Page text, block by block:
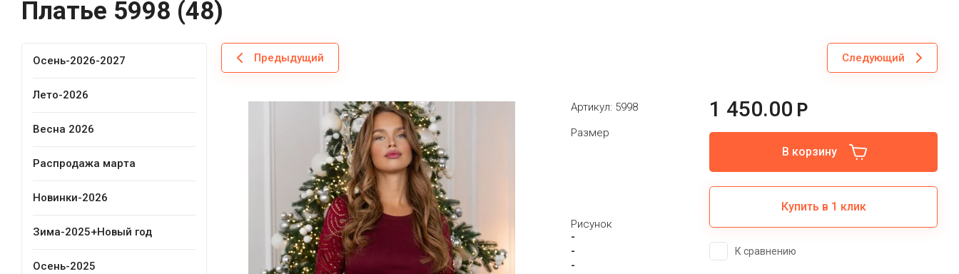
Платье 5998 (48)
Осень-2026-2027
Лето-2026
Весна 2026
Распродажа марта
Новинки-2026
Зима-2025+Новый год
Осень-2025
Предыдущий Следующий
Артикул: 5998
Размер
Рисунок
-
-
-
1 450.00 Р
В корзину
Купить в 1 клик
К сравнению